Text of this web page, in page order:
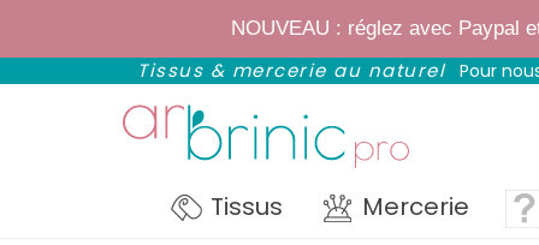
NOUVEAU : réglez avec Paypal
Bientôt :
Tissus & mercerie au naturel Pour
Tissus Mercerie